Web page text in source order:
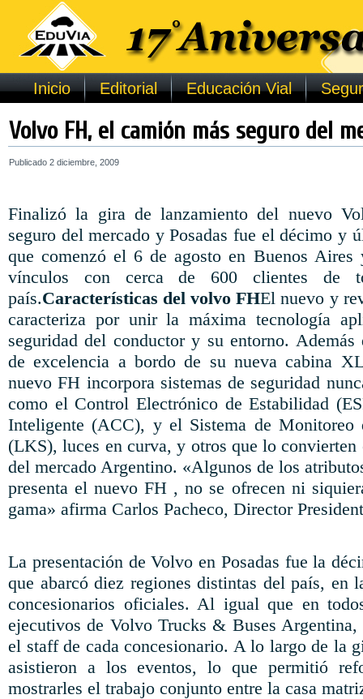
Inicio Editorial Educación Vial
Volvo FH, el camión más seguro del
Publicado 2 diciembre, 2009
Finalizó la gira de lanzamiento del nuevo
seguro del mercado y Posadas fue el décimo y
que comenzó el 6 de agosto en Buenos Aires
vínculos con cerca de 600 clientes de
país.Características del volvo FHEl nuevo y
caracteriza por unir la máxima tecnología
seguridad del conductor y su entorno.
de excelencia a bordo de su nueva cabina
nuevo FH incorpora sistemas de seguridad
como el Control Electrónico de Estabilidad
Inteligente (ACC), y el Sistema de Monitoreo
(LKS), luces en curva, y otros que lo convierten
del mercado Argentino. «Algunos de los
presenta el nuevo FH , no se ofrecen ni
gama» afirma Carlos Pacheco, Director
La presentación de Volvo en Posadas fue la
que abarcó diez regiones distintas del país, en
concesionarios oficiales. Al igual que en
ejecutivos de Volvo Trucks & Buses
el staff de cada concesionario. A lo largo de la
asistieron a los eventos, lo que permitió
mostrarles el trabajo conjunto entre la casa